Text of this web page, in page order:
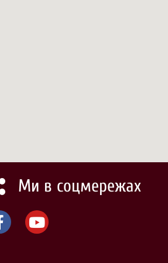
Ми в соцмережах